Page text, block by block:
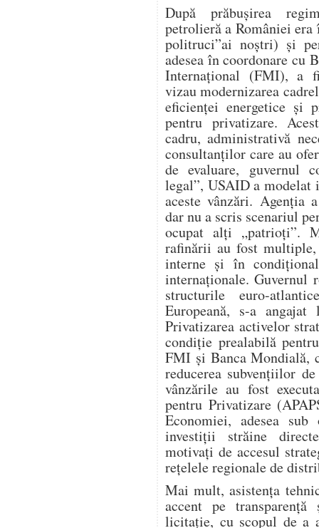
După prăbușirea
petrolieră a României era
politruci”ai noștri) și
adesea în coordonare cu
Internațional (FMI), a
vizau modernizarea
eficienței energetice și
pentru privatizare.
cadru, administrativă
consultanților care au
de evaluare, guvernul
legal”, USAID a
aceste vânzări. Agenția
dar nu a scris scenariul
ocupat alți „patrioți”.
rafinării au fost
interne și în
internaționale. Guvernul
structurile euro-
Europeană, s-a
Privatizarea activelor
condiție prealabilă
FMI și Banca Mondială,
reducerea subvențiilor
vânzările au fost
pentru Privatizare
Economiei, adesea
investiții străine
motivați de accesul
rețelele regionale de
Mai mult, asistența
accent pe
licitație, cu scopul de a